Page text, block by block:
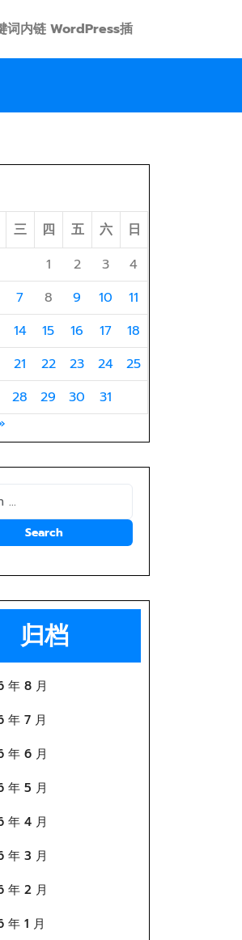
内链 WordPress插
三 四 五 六
日
1
2 3
4
7 8 9 10
11
14 15 16 17
18
21 22 23 24
25
28 29 30
31
归档
年 8 月
年 7 月
年 6 月
年 5 月
年 4 月
年 3 月
年 2 月
年 1 月